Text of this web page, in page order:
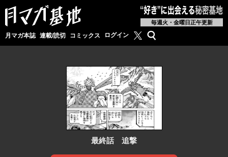
毎週火・金曜日正午更新
月マガ本誌 連載/読切 コミックス ログイン 月マガ基地公式X
検索
最終話 追撃